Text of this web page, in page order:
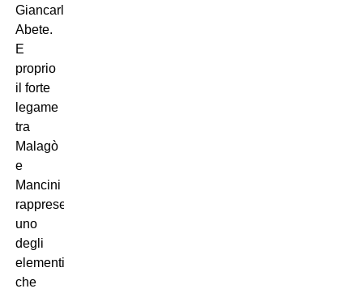
Giancarlo
Abete.
E
proprio
il forte
legame
tra
Malagò
e
Mancini
rappresenta
uno
degli
elementi
che